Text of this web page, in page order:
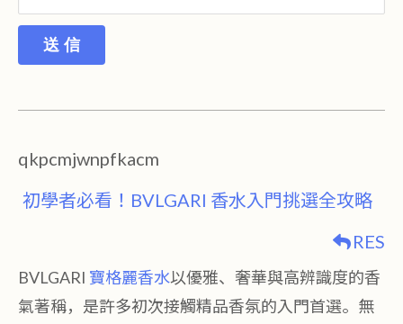
送 信
qkpcmjwnpfkacm
初學者必看！BVLGARI 香水入門挑選全攻略
RES
BVLGARI 寶格麗香水以優雅、奢華與高辨識度的香
氣著稱，是許多初次接觸精品香氛的入門首選。無